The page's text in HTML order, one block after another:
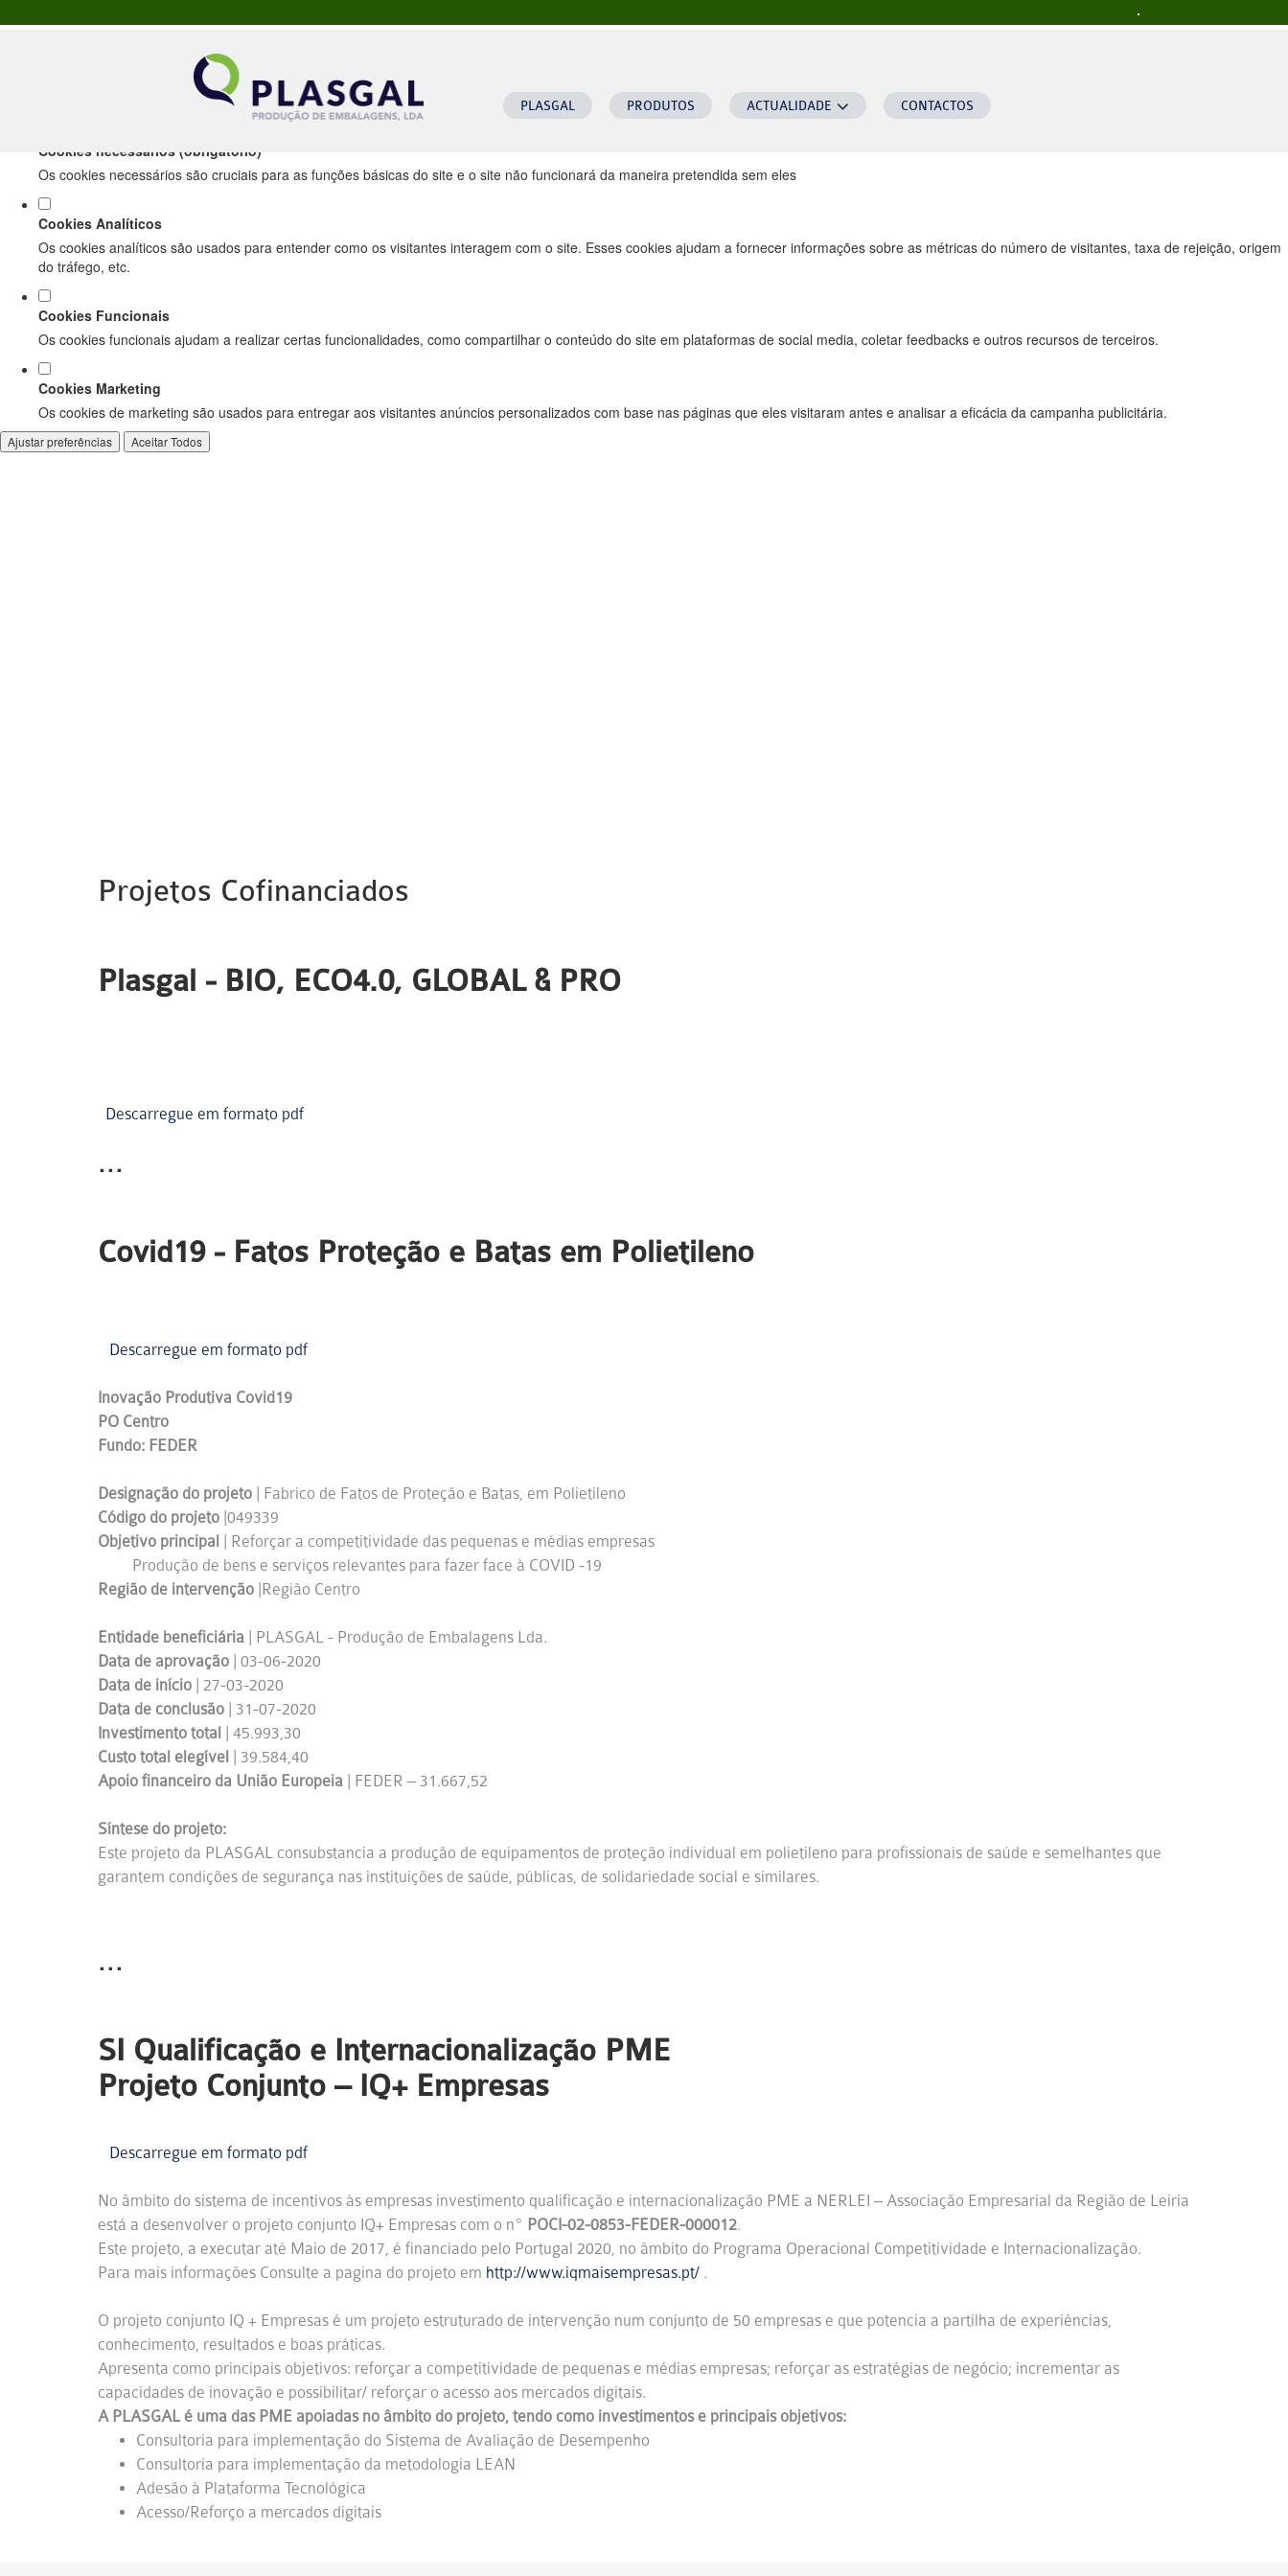
Defina as suas preferências de cookies para este website.
Este website utiliza cookies estritamente necessários, analíticos e funcionais, para lhe oferecer uma boa experiência de navegação e acesso a todas as funcionalidades.
política de privacidade e de Cookies.
Cookies necessários (obrigatório)
Os cookies necessários são cruciais para as funções básicas do site e o site não funcionará da maneira pretendida sem eles
Cookies Analíticos
Os cookies analíticos são usados para entender como os visitantes interagem com o site. Esses cookies ajudam a fornecer informações sobre as métricas do número de visitantes, taxa de rejeição, origem
do tráfego, etc.
Cookies Funcionais
Os cookies funcionais ajudam a realizar certas funcionalidades, como compartilhar o conteúdo do site em plataformas de social media, coletar feedbacks e outros recursos de terceiros.
Cookies Marketing
Os cookies de marketing são usados para entregar aos visitantes anúncios personalizados com base nas páginas que eles visitaram antes e analisar a eficácia da campanha publicitária.
Ajustar preferências Aceitar Todos
PLASGAL PRODUTOS ACTUALIDADE CONTACTOS
Projetos Cofinanciados
Plasgal - BIO, ECO4.0, GLOBAL & PRO
Descarregue em formato pdf
...
Covid19 - Fatos Proteção e Batas em Polietileno
Descarregue em formato pdf
Inovação Produtiva Covid19
PO Centro
Fundo: FEDER
Designação do projeto | Fabrico de Fatos de Proteção e Batas, em Polietileno
Código do projeto |049339
Objetivo principal | Reforçar a competitividade das pequenas e médias empresas
Produção de bens e serviços relevantes para fazer face à COVID -19
Região de intervenção |Região Centro
Entidade beneficiária | PLASGAL - Produção de Embalagens Lda.
Data de aprovação | 03-06-2020
Data de início | 27-03-2020
Data de conclusão | 31-07-2020
Investimento total | 45.993,30
Custo total elegível | 39.584,40
Apoio financeiro da União Europeia | FEDER – 31.667,52
Síntese do projeto:
Este projeto da PLASGAL consubstancia a produção de equipamentos de proteção individual em polietileno para profissionais de saúde e semelhantes que
garantem condições de segurança nas instituições de saúde, públicas, de solidariedade social e similares.
...
SI Qualificação e Internacionalização PME
Projeto Conjunto – IQ+ Empresas
Descarregue em formato pdf
No âmbito do sistema de incentivos às empresas investimento qualificação e internacionalização PME a NERLEI – Associação Empresarial da Região de Leiria
está a desenvolver o projeto conjunto IQ+ Empresas com o nº POCI-02-0853-FEDER-000012.
Este projeto, a executar até Maio de 2017, é financiado pelo Portugal 2020, no âmbito do Programa Operacional Competitividade e Internacionalização.
Para mais informações Consulte a pagina do projeto em http://www.iqmaisempresas.pt/ .
O projeto conjunto IQ + Empresas é um projeto estruturado de intervenção num conjunto de 50 empresas e que potencia a partilha de experiências,
conhecimento, resultados e boas práticas.
Apresenta como principais objetivos: reforçar a competitividade de pequenas e médias empresas; reforçar as estratégias de negócio; incrementar as
capacidades de inovação e possibilitar/ reforçar o acesso aos mercados digitais.
A PLASGAL é uma das PME apoiadas no âmbito do projeto, tendo como investimentos e principais objetivos:
Consultoria para implementação do Sistema de Avaliação de Desempenho
Consultoria para implementação da metodologia LEAN
Adesão à Plataforma Tecnológica
Acesso/Reforço a mercados digitais